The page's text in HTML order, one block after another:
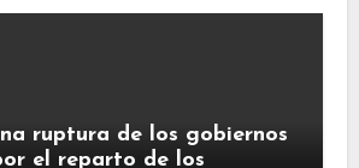
ruptura de los gobiernos
el reparto de los